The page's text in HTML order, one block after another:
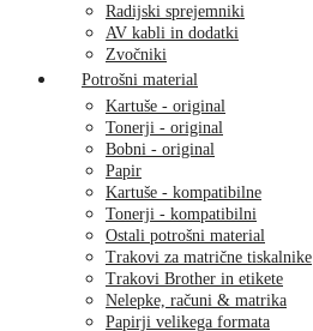
Radijski sprejemniki
AV kabli in dodatki
Zvočniki
Potrošni material
Kartuše - original
Tonerji - original
Bobni - original
Papir
Kartuše - kompatibilne
Tonerji - kompatibilni
Ostali potrošni material
Trakovi za matrične tiskalnike
Trakovi Brother in etikete
Nelepke, računi & matrika
Papirji velikega formata